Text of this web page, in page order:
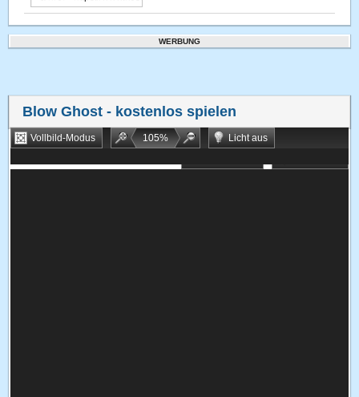
WERBUNG
Blow Ghost - kostenlos spielen
Vollbild-Modus 105%
Licht aus